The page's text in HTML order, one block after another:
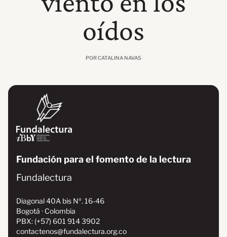
oídos
POR CATALINA NAVAS
Fundación para el fomento de la lectura
Fundalectura
Diagonal 40A bis Nº. 16-46
Bogotá · Colombia
PBX: (+57) 601 914 3902
contactenos@fundalectura.org.co